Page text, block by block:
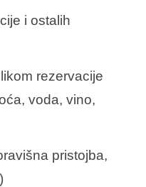
i ostalih
rezervacije
voda, vino,
pristojba,